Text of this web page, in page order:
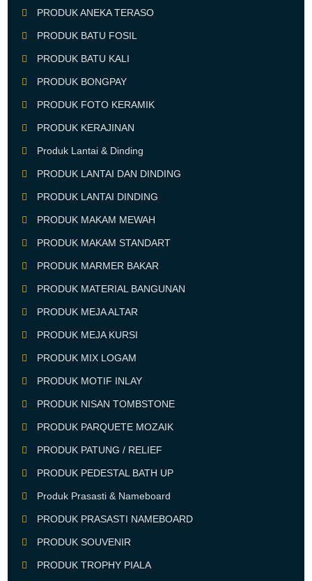
PRODUK ANEKA TERASO
PRODUK BATU FOSIL
PRODUK BATU KALI
PRODUK BONGPAY
PRODUK FOTO KERAMIK
PRODUK KERAJINAN
Produk Lantai & Dinding
PRODUK LANTAI DAN DINDING
PRODUK LANTAI DINDING
PRODUK MAKAM MEWAH
PRODUK MAKAM STANDART
PRODUK MARMER BAKAR
PRODUK MATERIAL BANGUNAN
PRODUK MEJA ALTAR
PRODUK MEJA KURSI
PRODUK MIX LOGAM
PRODUK MOTIF INLAY
PRODUK NISAN TOMBSTONE
PRODUK PARQUETE MOZAIK
PRODUK PATUNG / RELIEF
PRODUK PEDESTAL BATH UP
Produk Prasasti & Nameboard
PRODUK PRASASTI NAMEBOARD
PRODUK SOUVENIR
PRODUK TROPHY PIALA